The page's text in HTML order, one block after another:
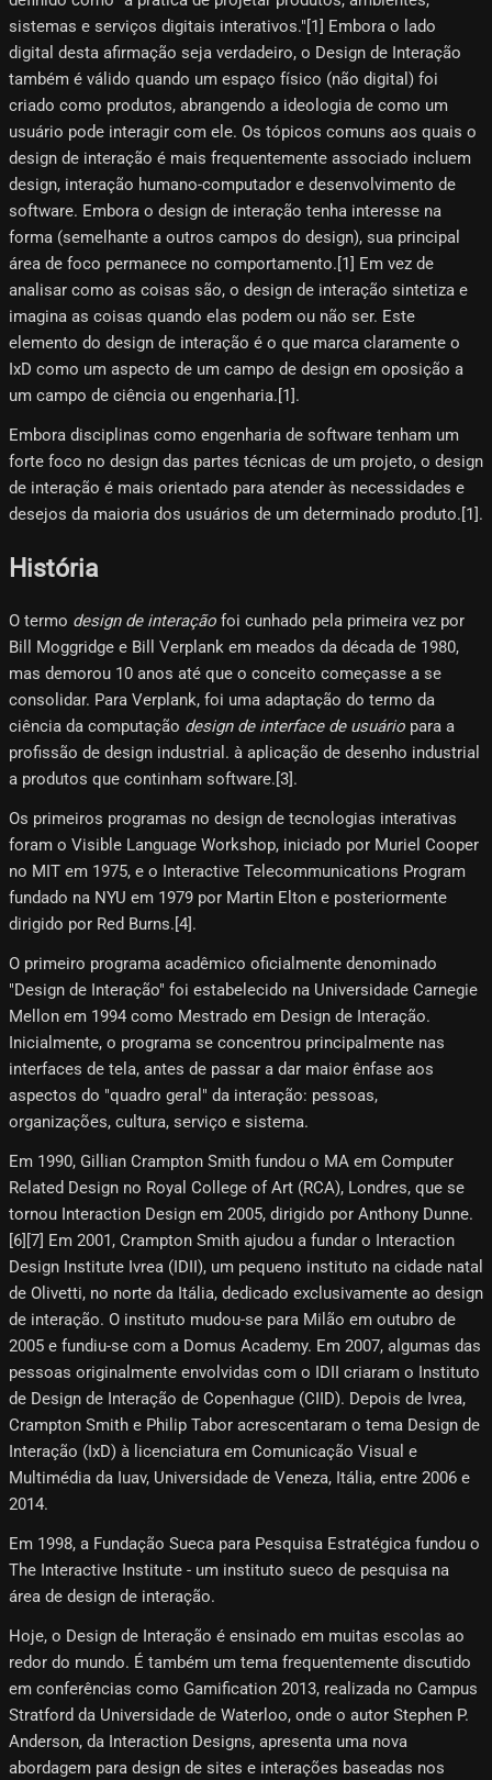
sistemas e serviços digitais interativos."[1]​ Embora o lado
digital desta afirmação seja verdadeiro, o Design de Interação
também é válido quando um espaço físico (não digital) foi
criado como produtos, abrangendo a ideologia de como um
usuário pode interagir com ele. Os tópicos comuns aos quais o
design de interação é mais frequentemente associado incluem
design, interação humano-computador e desenvolvimento de
software. Embora o design de interação tenha interesse na
forma (semelhante a outros campos do design), sua principal
área de foco permanece no comportamento.[1] Em vez de
analisar como as coisas são, o design de interação sintetiza e
imagina as coisas quando elas podem ou não ser. Este
elemento do design de interação é o que marca claramente o
IxD como um aspecto de um campo de design em oposição a
um campo de ciência ou engenharia.[1]​.
Embora disciplinas como engenharia de software tenham um
forte foco no design das partes técnicas de um projeto, o design
de interação é mais orientado para atender às necessidades e
desejos da maioria dos usuários de um determinado produto.[1]​.
História
O termo design de interação foi cunhado pela primeira vez por
Bill Moggridge e Bill Verplank em meados da década de 1980,
mas demorou 10 anos até que o conceito começasse a se
consolidar. Para Verplank, foi uma adaptação do termo da
ciência da computação design de interface de usuário para a
profissão de design industrial. à aplicação de desenho industrial
a produtos que continham software.[3]​.
Os primeiros programas no design de tecnologias interativas
foram o Visible Language Workshop, iniciado por Muriel Cooper
no MIT em 1975, e o Interactive Telecommunications Program
fundado na NYU em 1979 por Martin Elton e posteriormente
dirigido por Red Burns.[4]​.
O primeiro programa acadêmico oficialmente denominado
"Design de Interação" foi estabelecido na Universidade Carnegie
Mellon em 1994 como Mestrado em Design de Interação.
Inicialmente, o programa se concentrou principalmente nas
interfaces de tela, antes de passar a dar maior ênfase aos
aspectos do "quadro geral" da interação: pessoas,
organizações, cultura, serviço e sistema.
Em 1990, Gillian Crampton Smith fundou o MA em Computer
Related Design no Royal College of Art (RCA), Londres, que se
tornou Interaction Design em 2005, dirigido por Anthony Dunne.
[6]​[7]​ Em 2001, Crampton Smith ajudou a fundar o Interaction
Design Institute Ivrea (IDII), um pequeno instituto na cidade natal
de Olivetti, no norte da Itália, dedicado exclusivamente ao design
de interação. O instituto mudou-se para Milão em outubro de
2005 e fundiu-se com a Domus Academy. Em 2007, algumas das
pessoas originalmente envolvidas com o IDII criaram o Instituto
de Design de Interação de Copenhague (CIID). Depois de Ivrea,
Crampton Smith e Philip Tabor acrescentaram o tema Design de
Interação (IxD) à licenciatura em Comunicação Visual e
Multimédia da Iuav, Universidade de Veneza, Itália, entre 2006 e
2014.
Em 1998, a Fundação Sueca para Pesquisa Estratégica fundou o
The Interactive Institute - um instituto sueco de pesquisa na
área de design de interação.
Hoje, o Design de Interação é ensinado em muitas escolas ao
redor do mundo. É também um tema frequentemente discutido
em conferências como Gamification 2013, realizada no Campus
Stratford da Universidade de Waterloo, onde o autor Stephen P.
Anderson, da Interaction Designs, apresenta uma nova
abordagem para design de sites e interações baseadas nos